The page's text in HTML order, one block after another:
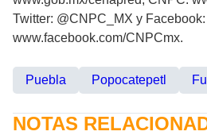
Twitter: @CNPC_MX y Facebook:
www.facebook.com/CNPCmx.
Puebla Popocatepetl
NOTAS